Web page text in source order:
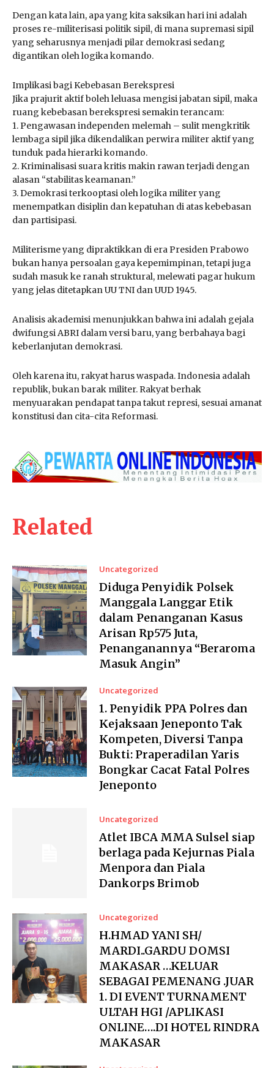
Related
Uncategorized
Diduga Penyidik Polsek
Manggala Langgar Etik
dalam Penanganan Kasus
Arisan Rp575 Juta,
Penanganannya “Beraroma
Masuk Angin”
Uncategorized
1. Penyidik PPA Polres dan
Kejaksaan Jeneponto Tak
Kompeten, Diversi Tanpa
Bukti: Praperadilan Yaris
Bongkar Cacat Fatal Polres
Jeneponto
Uncategorized
Atlet IBCA MMA Sulsel siap
berlaga pada Kejurnas Piala
Menpora dan Piala
Dankorps Brimob
Uncategorized
H.HMAD YANI SH/
MARDI..GARDU DOMSI
MAKASAR …KELUAR
SEBAGAI PEMENANG .JUAR
1. DI EVENT TURNAMENT
ULTAH HGI /APLIKASI
ONLINE….DI HOTEL RINDRA
MAKASAR
Dengan kata lain, apa yang kita saksikan hari ini adalah
proses re-militerisasi politik sipil, di mana supremasi sipil
yang seharusnya menjadi pilar demokrasi sedang
digantikan oleh logika komando.
Implikasi bagi Kebebasan Berekspresi
Jika prajurit aktif boleh leluasa mengisi jabatan sipil, maka
ruang kebebasan berekspresi semakin terancam:
1. Pengawasan independen melemah – sulit mengkritik
lembaga sipil jika dikendalikan perwira militer aktif yang
tunduk pada hierarki komando.
2. Kriminalisasi suara kritis makin rawan terjadi dengan
alasan “stabilitas keamanan.”
3. Demokrasi terkooptasi oleh logika militer yang
menempatkan disiplin dan kepatuhan di atas kebebasan
dan partisipasi.
Militerisme yang dipraktikkan di era Presiden Prabowo
bukan hanya persoalan gaya kepemimpinan, tetapi juga
sudah masuk ke ranah struktural, melewati pagar hukum
yang jelas ditetapkan UU TNI dan UUD 1945.
Analisis akademisi menunjukkan bahwa ini adalah gejala
dwifungsi ABRI dalam versi baru, yang berbahaya bagi
keberlanjutan demokrasi.
Oleh karena itu, rakyat harus waspada. Indonesia adalah
republik, bukan barak militer. Rakyat berhak
menyuarakan pendapat tanpa takut represi, sesuai amanat
konstitusi dan cita-cita Reformasi.